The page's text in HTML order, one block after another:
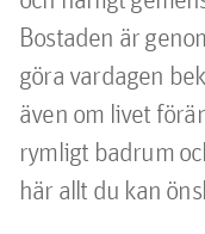
Bostaden är
göra vardagen
även om livet
rymligt badrum
här allt du kan